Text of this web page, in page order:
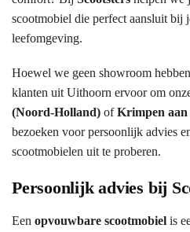
scootmobiel die perfect aansluit bij
leefomgeving.
Hoewel we geen showroom
klanten uit Uithoorn ervoor om
(Noord-Holland) ofKrimpen
bezoeken voor persoonlijk advies
scootmobielen uit te proberen.
Persoonlijk advies bij
Een opvouwbare scootmobiel is